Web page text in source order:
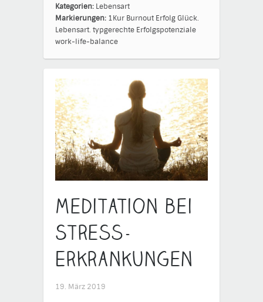
Kategorien: Lebensart
Markierungen: 1Kur Burnout Erfolg Glück.
Lebensart. typgerechte Erfolgspotenziale
work-life-balance
Meditation bei
Stress-
Erkrankungen
19. März 2019